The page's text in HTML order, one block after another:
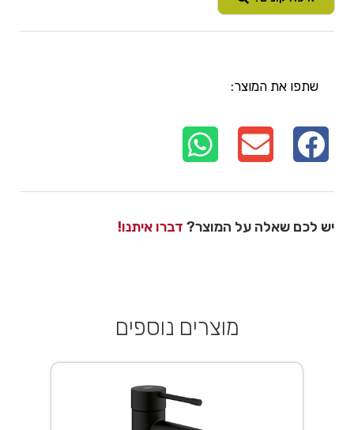
שתפו את המוצר:
יש לכם שאלה על המוצר? דברו איתנו!
מוצרים נוספים